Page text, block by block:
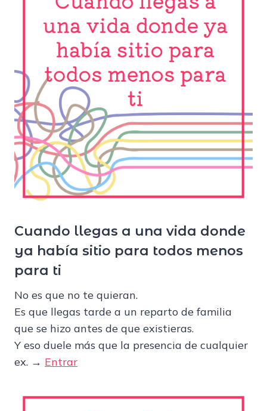
Cuando llegas a una vida donde
ya había sitio para todos menos
para ti
No es que no te quieran.
Es que llegas tarde a un reparto de familia
que se hizo antes de que existieras.
Y eso duele más que la presencia de cualquier
ex. → Entrar